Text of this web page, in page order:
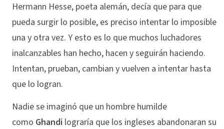
Hermann Hesse, poeta alemán, decía que para que
pueda surgir lo posible, es preciso intentar lo imposible
una y otra vez. Y esto es lo que muchos luchadores
inalcanzables han hecho, hacen y seguirán haciendo.
Intentan, prueban, cambian y vuelven a intentar hasta
que lo logran.
Nadie se imaginó que un hombre humilde
como Ghandi lograría que los ingleses abandonaran su